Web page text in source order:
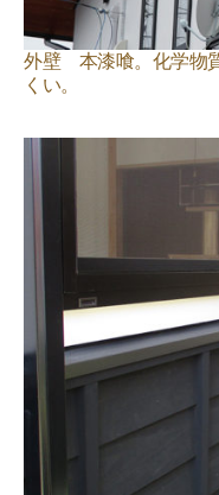
外壁 本漆喰。化学物
くい。